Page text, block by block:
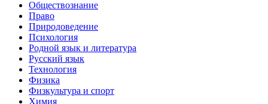
Обществознание
Право
Природоведение
Психология
Родной язык и литература
Русский язык
Технология
Физика
Физкультура и спорт
Химия